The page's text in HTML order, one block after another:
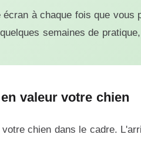
à chaque fois que vous
semaines de
valeur votre chien
chien dans le cadre.